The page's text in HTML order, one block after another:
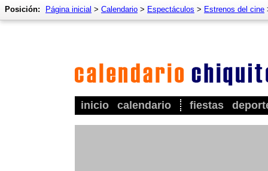
inicio calendario fiestas
Posición: Página inicial > Calendario > Espectáculos > Estrenos del cine